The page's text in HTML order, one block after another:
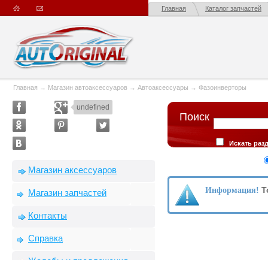
Главная Каталог запчастей
Главная → Магазин автоаксессуаров → Автоаксессуары → Фазоинверторы
undefined
Магазин аксессуаров
Магазин запчастей
Контакты
Справка
Поиск
Искать
Информация!